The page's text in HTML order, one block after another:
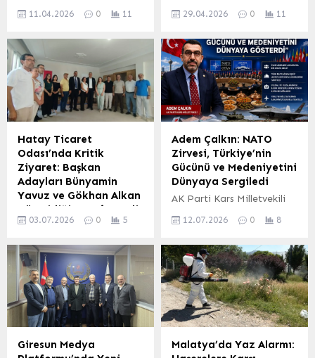
yapılan görüşmelerde,
sanayiindeki stratejik
rolünün artırılmasına
yönelik kapsamlı
değerlendirmeler yapıldı.
Türkiye’nin savunma
sanayiinde elde ettiği
başarıların altı çizilirken,
Malatya’nın bu yükselişte
kilit bir merkez haline
geleceği vurgulandı.
Deprem sonrası şehirde
altyapı çalışmalarının
büyük ölçüde
ardından, Malatya’yı
sanayi yatırımlarıyla daha
da...
11.04.2026 0 11
yapıldığı iddiasıyla
kapsamında tutuklu
yargılanan sanıklar
hakkında tahliye kararı
verildi. Şubat ayından bu
yana Edirne Cezaevi’nde
bulunan sanıklar, görülen
duruşmanın ardından
serbest bırakıldı. Edirne’de
İmar Davasında Son
Gelişmeler Edirne 2. Ağır
Ceza Mahkemesi’nde
görülen duruşmaya,
tutuklu sanıklar D.A. ve
29.04.2026 0 11
Hatay Ticaret
Odası’nda Kritik
Ziyaret: Başkan
Adayları Bünyamin
Yavuz ve Gökhan Alkan
Güç Birliği Mesajı Verdi
Hatay Ticaret Odası
Bünyamin Yavuz ve
Gökhan Alkan, Uluslararası
Gazeteciler Cemiyeti
(UGC) Hatay Şubesi’ni
ziyaret ederek önemli
açıklamalarda bulundular.
UGC Hatay Şube Başkanı
Suna Zeytun ve yönetim
03.07.2026 0 5
Adem Çalkın: NATO
Zirvesi, Türkiye’nin
Gücünü ve Medeniyetini
Dünyaya Sergiledi
AK Parti Kars Milletvekili
düzenlenen ve
Tayyip Erdoğan’ın ev
sahipliği yaptığı NATO
Zirvesi’ni değerlendirdi.
Çalkın, zirvenin Türkiye’nin
uluslararası alandaki
gücünü, vizyonunu ve
medeniyetini bir kez daha
tüm dünyaya gösterdiğini
12.07.2026 0 8
Giresun Medya
Malatya’da Yaz Alarmı: